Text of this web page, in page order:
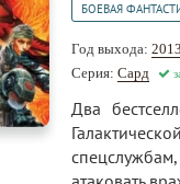
БОЕВАЯ
Год выхода: 2013
Серия: Сард
Два